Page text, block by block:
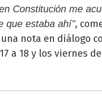
Constitución me
que estaba ahí",
nota en diálogo
a 18 y los viernes